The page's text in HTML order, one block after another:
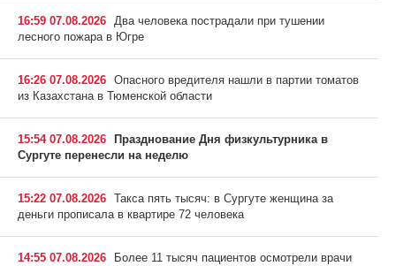
16:59 07.08.2026 Два человека пострадали при тушении
лесного пожара в Югре
16:26 07.08.2026 Опасного вредителя нашли в партии томатов
из Казахстана в Тюменской области
15:54 07.08.2026
Празднование Дня физкультурника в
Сургуте перенесли на неделю
15:22 07.08.2026 Такса пять тысяч: в Сургуте женщина за
деньги прописала в квартире 72 человека
14:55 07.08.2026
Более 11 тысяч пациентов осмотрели врачи